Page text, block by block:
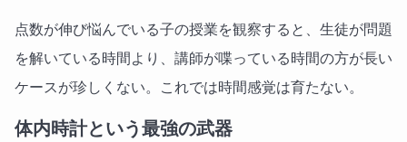
点数が伸び悩んでいる子の授業を観察すると、生徒が問題
を解いている時間より、講師が喋っている時間の方が長い
ケースが珍しくない。これでは時間感覚は育たない。
体内時計という最強の武器